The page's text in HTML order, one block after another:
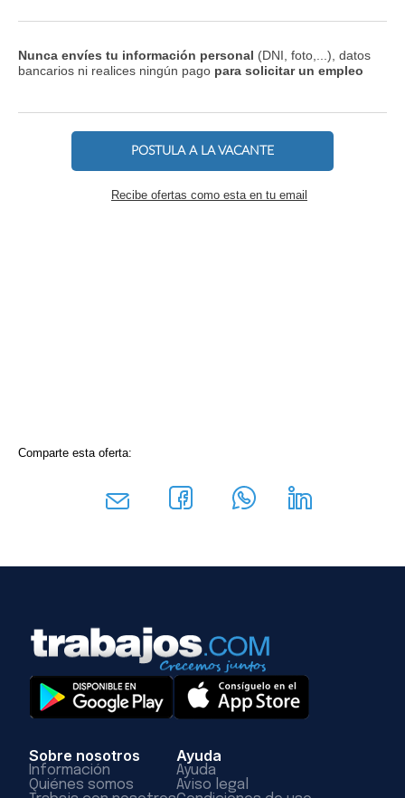
Nunca envíes tu información personal (DNI, foto,...), datos
bancarios ni realices ningún pago para solicitar un empleo
POSTULA A LA VACANTE
Recibe ofertas como esta en tu email
Comparte esta oferta:
Sobre nosotros
Información
Quiénes somos
Ayuda
Ayuda
Aviso legal